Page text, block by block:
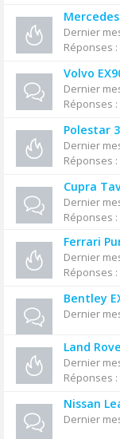
Dernier
Réponses :
Volvo
Dernier
Réponses :
Polestar 3
Dernier
Réponses :
Cupra
Dernier
Réponses :
Ferrari
Dernier
Réponses :
Bentley
Dernier
Land
Dernier
Réponses :
Nissan
Dernier